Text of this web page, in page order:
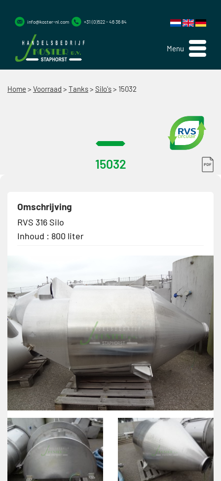
Menu
info@koster-nl.com +31 (0)522 - 46 36 84
Home > Voorraad > Tanks> Silo's> 15032
15032
Omschrijving
RVS 316 Silo
Inhoud : 800 liter